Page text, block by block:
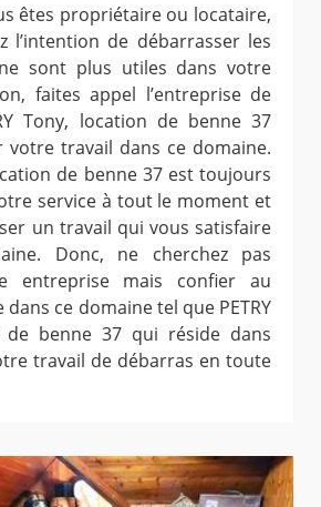
êtes propriétaire ou locataire,
l’intention de débarrasser les
sont plus utiles dans votre
faites appel l’entreprise de
Tony, location de benne 37
votre travail dans ce domaine.
de benne 37 est toujours
service à tout le moment et
un travail qui vous satisfaire
Donc, ne cherchez pas
entreprise mais confier au
ce domaine tel que PETRY
de benne 37 qui réside dans
travail de débarras en toute